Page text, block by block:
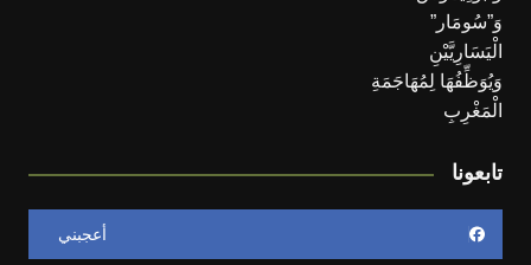
تابعونا
أعجبني